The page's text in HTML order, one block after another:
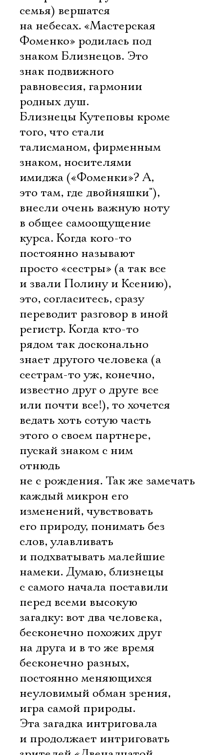
семья) вершатся
на небесах. «Мастерская
Фоменко» родилась под
знаком Близнецов. Это
знак подвижного
равновесия, гармонии
родных душ.
Близнецы Кутеповы кроме
того, что стали
талисманом, фирменным
знаком, носителями
имиджа («Фоменки»? А,
это там, где двойняшки"),
внесли очень важную ноту
в общее самоощущение
курса. Когда кого-то
постоянно называют
просто «сестры» (а так все
и звали Полину и Ксению),
это, согласитесь, сразу
переводит разговор в иной
регистр. Когда кто-то
рядом так досконально
знает другого человека (а
сестрам-то уж, конечно,
известно друг о друге все
или почти все!), то хочется
ведать хоть сотую часть
этого о своем партнере,
пускай знаком с ним
отнюдь
не с рождения. Так же замечать
каждый микрон его
изменений, чувствовать
его природу, понимать без
слов, улавливать
и подхватывать малейшие
намеки. Думаю, близнецы
с самого начала поставили
перед всеми высокую
загадку: вот два человека,
бесконечно похожих друг
на друга и в то же время
бесконечно разных,
постоянно меняющихся 
неуловимый обман зрения,
игра самой природы.
Эта загадка интриговала
и продолжает интриговать